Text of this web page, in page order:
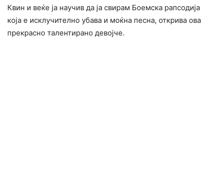
Квин и веќе ја научив да ја свирам Боемска рапсодија
која е исклучително убава и моќна песна, открива ова
прекрасно талентирано девојче.